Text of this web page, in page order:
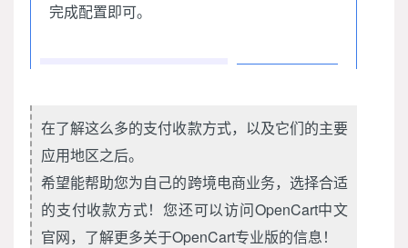
完成配置即可。
在了解这么多的支付收款方式，以及它们的主要
应用地区之后。
希望能帮助您为自己的跨境电商业务，选择合适
的支付收款方式！您还可以访问OpenCart中文
官网，了解更多关于OpenCart专业版的信息！